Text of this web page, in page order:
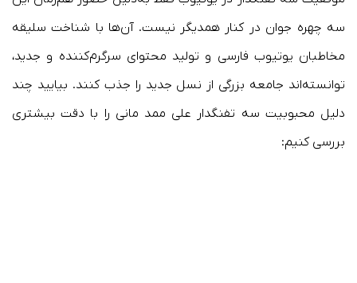
سه چهره جوان در کنار همدیگر نیست. آن‌ها با شناخت سلیقه
مخاطبان یوتیوب فارسی و تولید محتوای سرگرم‌کننده و جدید،
توانسته‌اند جامعه بزرگی از نسل جدید را جذب کنند. بیایید چند
دلیل محبوبیت سه تفنگدار علی ممد مانی را با دقت بیشتری
بررسی کنیم: